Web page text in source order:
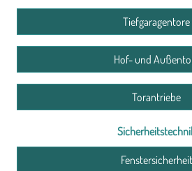
Tiefgaragentore
Hof- und
Torantriebe
Fenstersicherheit